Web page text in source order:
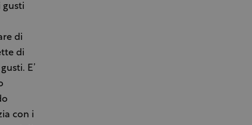
gusti
di
di
E’
con i